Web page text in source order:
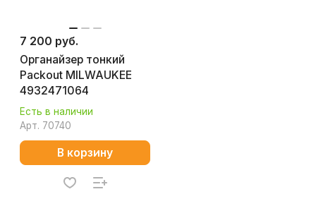
7 200 руб.
Органайзер тонкий
Packout MILWAUKEE
4932471064
Есть в наличии
Арт. 70740
В корзину